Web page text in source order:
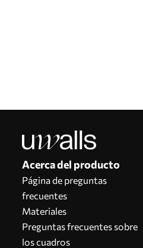
Acerca del producto
Página de preguntas
frecuentes
Materiales
Preguntas frecuentes sobre
los cuadros